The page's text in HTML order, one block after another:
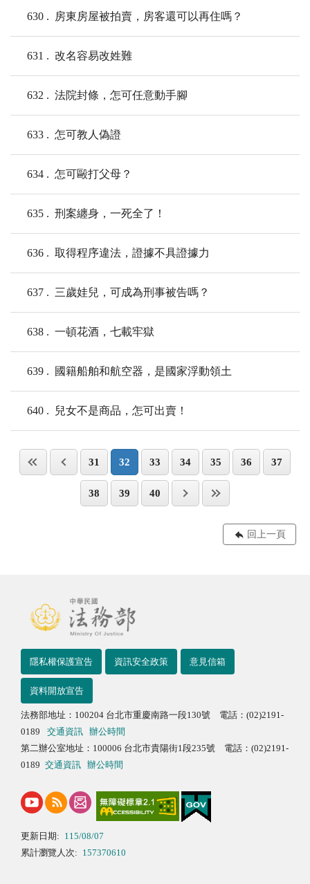
630 房東房屋被拍賣，房客還可以再住嗎？
631 改名容易改姓難
632 法院封條，怎可任意動手腳
633 怎可教人偽證
634 怎可毆打父母？
635 刑案纏身，一死全了！
636 取得程序違法，證據不具證據力
637 三歲娃兒，可成為刑事被告嗎？
638 一頓花酒，七載牢獄
639 國籍船舶和航空器，是國家浮動領土
640 兒女不是商品，怎可出賣！
31 32 33 34 35 36 37
38 39 40
回上一頁
隱私權保護宣告 資訊安全政策 意見信箱
資料開放宣告
法務部地址：100204 台北市重慶南路一段130號 電話：(02)2191-
0189
交通資訊
辦公時間
第二辦公室地址：100006 台北市貴陽街1段235號 電話：(02)2191-
0189 交通資訊 辦公時間
更新日期: 115/08/07
累計瀏覽人次: 157370610